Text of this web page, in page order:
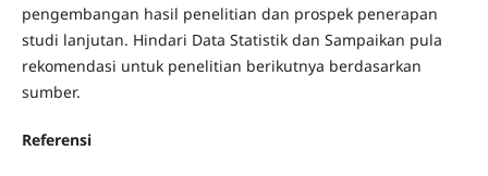
pengembangan hasil penelitian dan prospek penerapan
studi lanjutan. Hindari Data Statistik dan Sampaikan pula
rekomendasi untuk penelitian berikutnya berdasarkan
sumber.
Referensi